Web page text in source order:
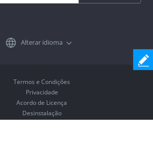
Alterar idioma
Termos e Condições
Privacidade
Acordo de Licença
Desinstalação